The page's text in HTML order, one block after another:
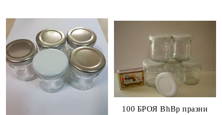
100 БРОЯ BhBp празни